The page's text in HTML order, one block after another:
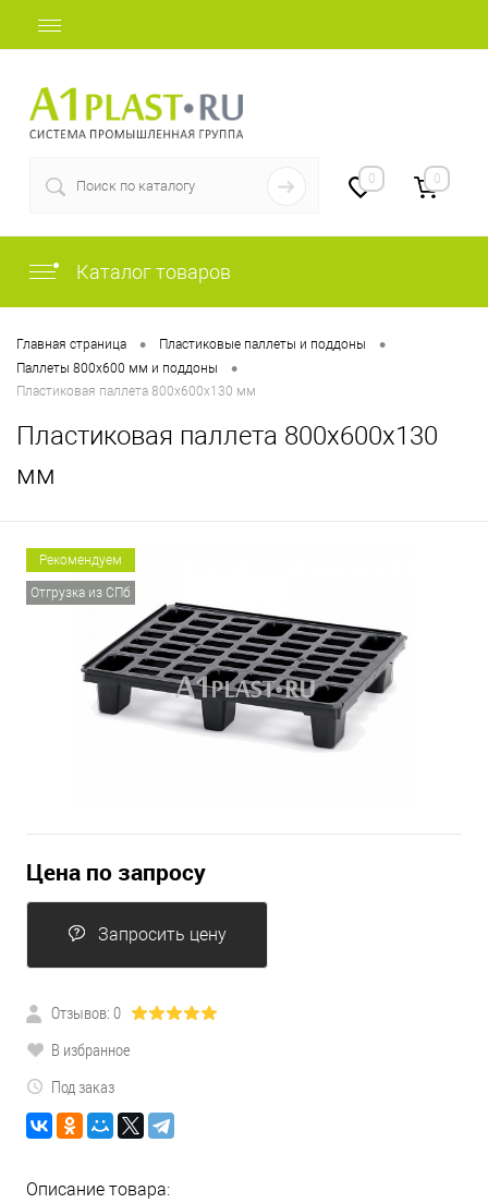
0 0
Каталог товаров
Главная страница • Пластиковые паллеты и поддоны •
Паллеты 800х600 мм и поддоны •
Пластиковая паллета 800х600х130 мм
Пластиковая паллета 800х600х130
мм
Рекомендуем
Отгрузка из СПб
Цена по запросу
Запросить цену
Отзывов: 0
В избранное
Под заказ
Описание товара: